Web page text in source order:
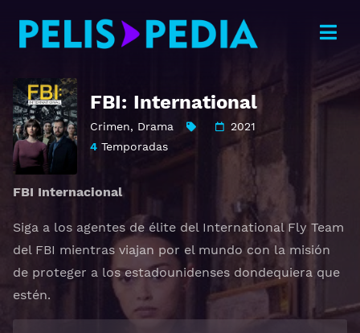
FBI: International
Crimen, Drama
2021
4 Temporadas
FBI Internacional
Siga a los agentes de élite del International Fly Team
del FBI mientras viajan por el mundo con la misión
de proteger a los estadounidenses dondequiera que
estén.